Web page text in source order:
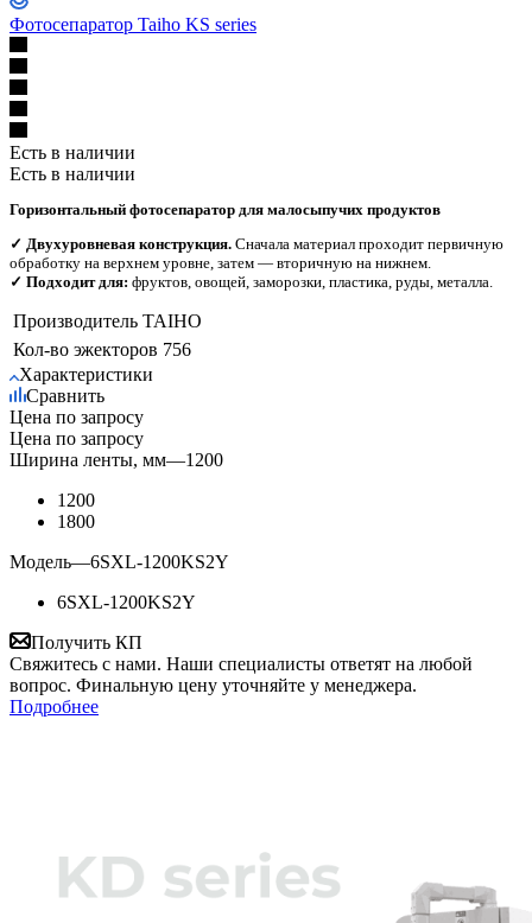
Фотосепаратор Taiho KS series
Есть в наличии
Есть в наличии
Горизонтальный фотосепаратор для малосыпучих продуктов
✓ Двухуровневая конструкция. Сначала материал проходит первичную
обработку на верхнем уровне, затем — вторичную на нижнем.
✓ Подходит для: фруктов, овощей, заморозки, пластика, руды, металла.
Производитель TAIHO
Кол-во эжекторов 756
Характеристики
Сравнить
Цена по запросу
Цена по запросу
Ширина ленты, мм—1200
1200
1800
Модель—6SXL-1200KS2Y
6SXL-1200KS2Y
Получить КП
Свяжитесь с нами. Наши специалисты ответят на любой
вопрос. Финальную цену уточняйте у менеджера.
Подробнее